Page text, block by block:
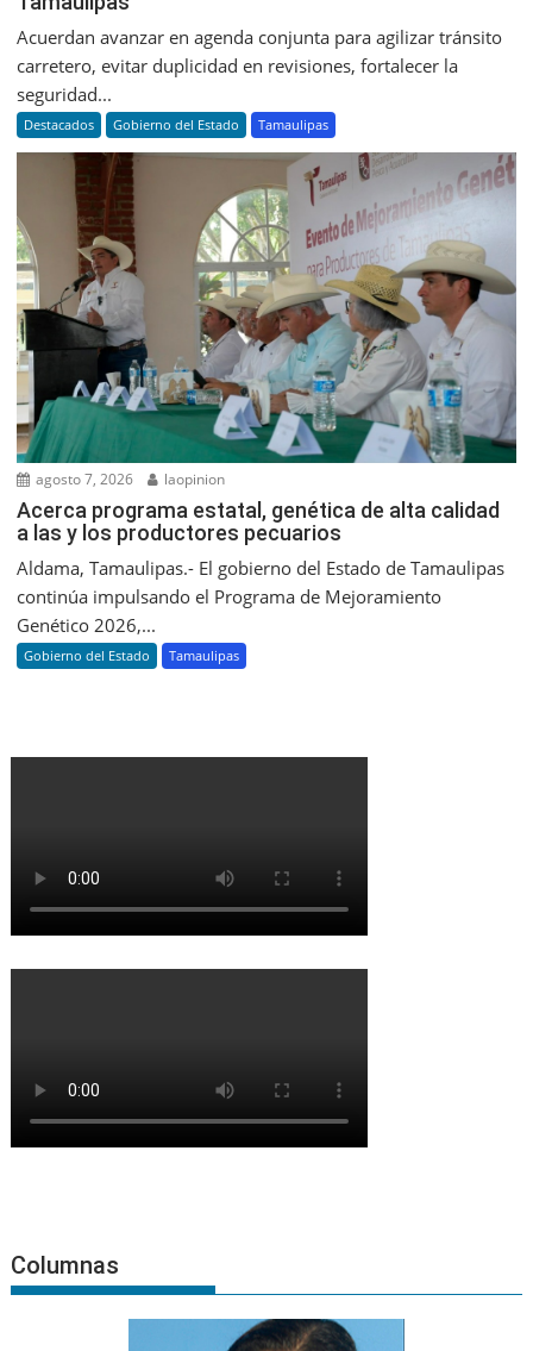
Acuerdan avanzar en agenda conjunta para agilizar tránsito
carretero, evitar duplicidad en revisiones, fortalecer la
seguridad...
Destacados Gobierno del Estado Tamaulipas
agosto 7, 2026 laopinion
Acerca programa estatal, genética de alta calidad
a las y los productores pecuarios
Aldama, Tamaulipas.- El gobierno del Estado de Tamaulipas
continúa impulsando el Programa de Mejoramiento
Genético 2026,...
Gobierno del Estado Tamaulipas
Columnas